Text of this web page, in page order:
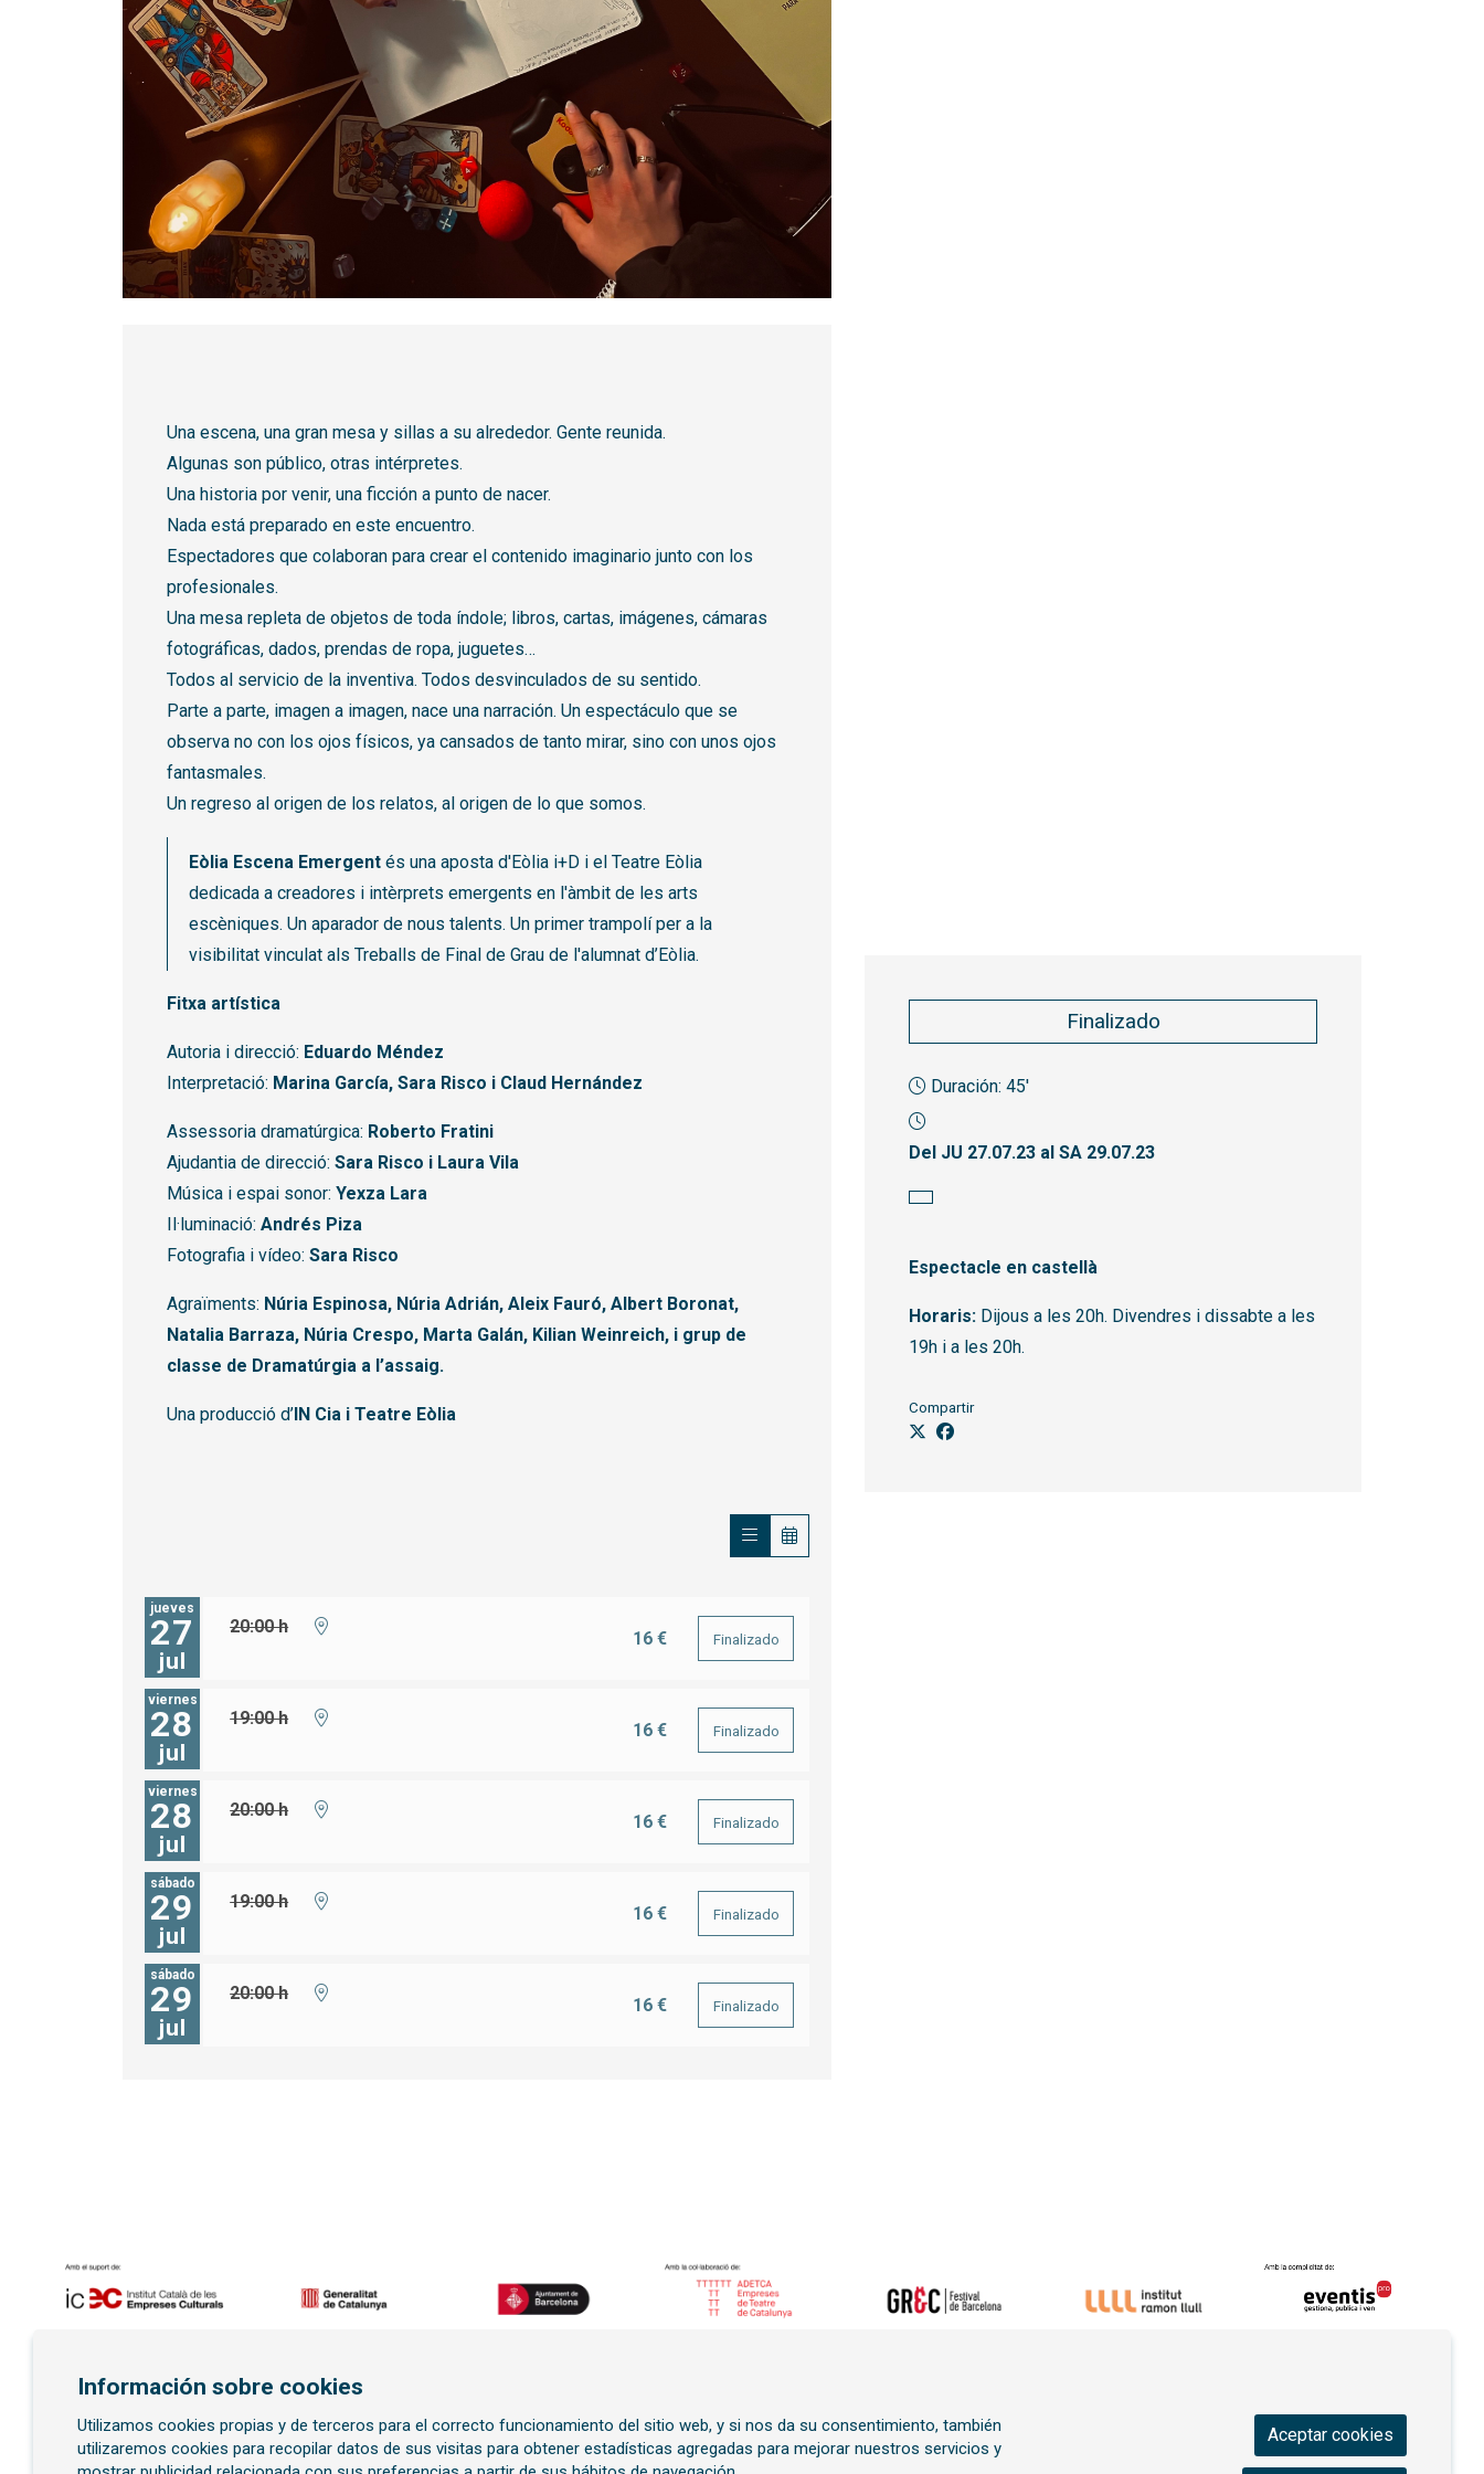
Finalizado
Duración: 45'
Del JU 27.07.23 al SA 29.07.23
Espectacle en castellà
Horaris: Dijous a les 20h. Divendres i dissabte a les
19h i a les 20h.
Compartir
Una escena, una gran mesa y sillas a su alrededor. Gente reunida.
Algunas son público, otras intérpretes.
Una historia por venir, una ficción a punto de nacer.
Nada está preparado en este encuentro.
Espectadores que colaboran para crear el contenido imaginario junto con los
profesionales.
Una mesa repleta de objetos de toda índole; libros, cartas, imágenes, cámaras
fotográficas, dados, prendas de ropa, juguetes…
Todos al servicio de la inventiva. Todos desvinculados de su sentido.
Parte a parte, imagen a imagen, nace una narración. Un espectáculo que se
observa no con los ojos físicos, ya cansados de tanto mirar, sino con unos ojos
fantasmales.
Un regreso al origen de los relatos, al origen de lo que somos.
Eòlia Escena Emergent és una aposta d'Eòlia i+D i el Teatre Eòlia
dedicada a creadores i intèrprets emergents en l'àmbit de les arts
escèniques. Un aparador de nous talents. Un primer trampolí per a la
visibilitat vinculat als Treballs de Final de Grau de l'alumnat d’Eòlia.
Fitxa artística
Autoria i direcció: Eduardo Méndez
Interpretació: Marina García, Sara Risco i Claud Hernández
Assessoria dramatúrgica: Roberto Fratini
Ajudantia de direcció: Sara Risco i Laura Vila
Música i espai sonor: Yexza Lara
Il·luminació: Andrés Piza
Fotografia i vídeo: Sara Risco
Agraïments: Núria Espinosa, Núria Adrián, Aleix Fauró, Albert Boronat,
Natalia Barraza, Núria Crespo, Marta Galán, Kilian Weinreich, i grup de
classe de Dramatúrgia a l’assaig.
Una producció d’IN Cia i Teatre Eòlia
jueves
27
jul
20:00 h
16 € Finalizado
viernes
28
jul
19:00 h
16 € Finalizado
viernes
28
jul
20:00 h
16 € Finalizado
sábado
29
jul
19:00 h
16 € Finalizado
sábado
29
jul
20:00 h
16 € Finalizado
Suscríbete al boletín
Información sobre cookies
Utilizamos cookies propias y de terceros para el correcto funcionamiento del sitio web, y si nos da su consentimiento, también
utilizaremos cookies para recopilar datos de sus visitas para obtener estadísticas agregadas para mejorar nuestros servicios y
Aceptar cookies